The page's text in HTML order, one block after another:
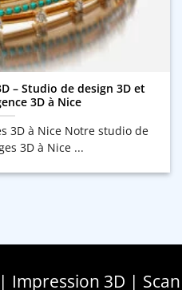
– Studio de design 3D et
3D à Nice
3D à Nice Notre studio de
3D à Nice ...
Impression 3D | Scan